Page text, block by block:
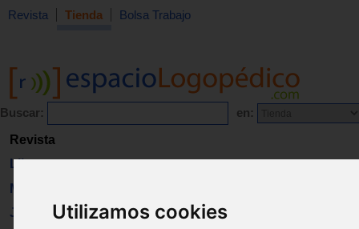
Utilizamos cookies
Revista Tienda Bolsa Trabajo
Buscar: en:
Revista
Libros
Material
Juguetes